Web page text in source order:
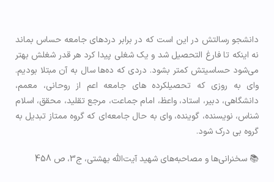
دانشجو رسالتش در این است که در برابر دردهای جامعه حساس بماند
نه اینکه تا فارغ التحصیل شد و یک شغلی پیدا کرد هر قدر شغلش بهتر
می‌شود حساسیتش کمتر بشود. دردی که ده‌ها سال به آن مبتلا بودیم.
وای به روزی که تحصیلکرده های جامعه اعم از روحانی، معمم،
دانشگاهی، دبیر، استاد، واعظ، امام جماعت، مرجع تقلید، محقق، اسلام
شناس، نویسنده، گوینده، وای به حال جامعه‌ای که گروه ممتاز تبدیل به
گروه بی درک شود.
📚 سخنرانی‌ها و مصاحبه‌های شهید آیت‌الله بهشتی، ج3، ص 458